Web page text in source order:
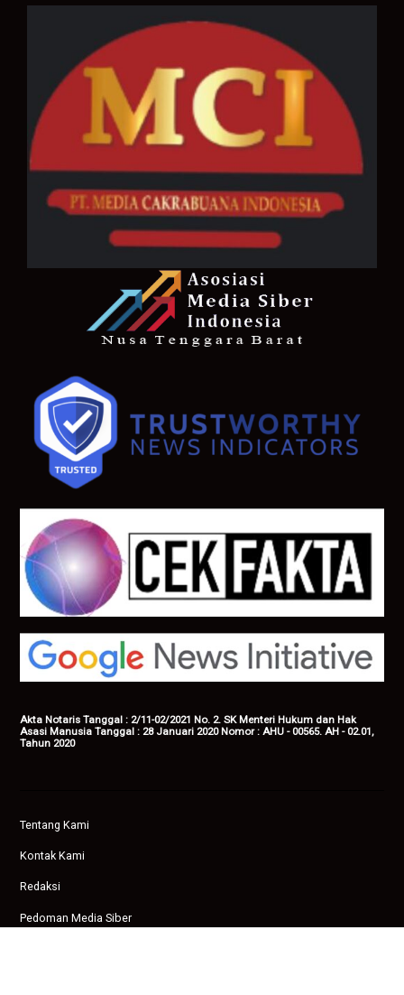
Akta Notaris Tanggal : 2/11-02/2021 No. 2. SK Menteri Hukum dan Hak
Asasi Manusia Tanggal : 28 Januari 2020 Nomor : AHU - 00565. AH - 02.01,
Tahun 2020
Tentang Kami
Kontak Kami
Redaksi
Pedoman Media Siber